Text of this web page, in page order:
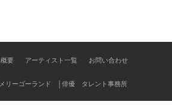
要 アーティスト一覧 お問い合わせ
リーゴーランド │俳優 タレント事務所